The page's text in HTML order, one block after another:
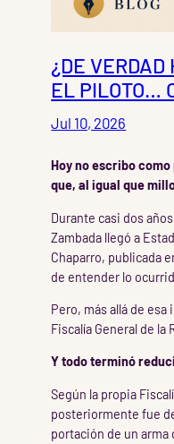
¿DE
EL PILOTO…
Jul 10, 2026
Hoy no escribo
que, al igual que
Durante casi dos
Zambada llegó a
Chaparro, publicada
de entender lo
Pero, más allá de
Fiscalía General de
Y todo terminó
Según la propia
posteriormente fue
portación de un arma